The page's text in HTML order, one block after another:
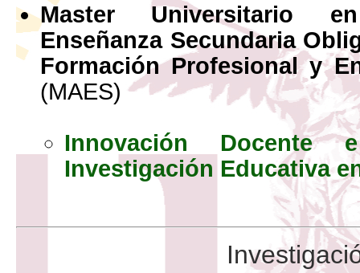
Master Universitario
Enseñanza Secundaria
Formación Profesional y
(MAES)
Innovación
Investigación Educativa